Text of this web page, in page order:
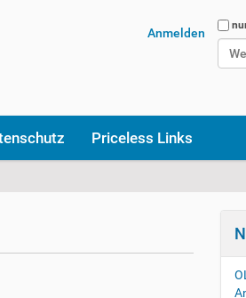
Anmelden
Priceless Links